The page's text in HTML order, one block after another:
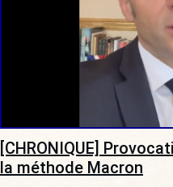
[CHRONIQUE]
la méthode Macron